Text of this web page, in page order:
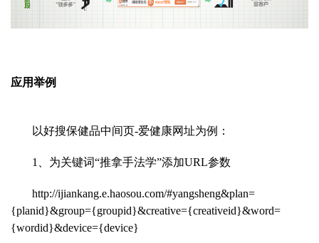
应用举例
以好搜保健品中间页-爱健康网址为例：
1、为关键词“推拿手法学”添加URL参数
http://ijiankang.e.haosou.com/#yangsheng&plan=
{planid}&group={groupid}&creative={creativeid}&word=
{wordid}&device={device}